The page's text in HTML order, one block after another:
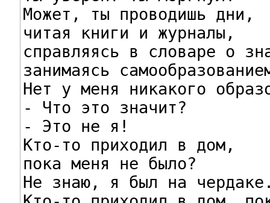
Может, ты проводишь дни,
читая книги и журналы,
справляясь в словаре о
занимаясь
Нет у меня никакого
- Что это значит?
- Это не я!
Кто-то приходил в дом,
пока меня не было?
Не знаю, я был на